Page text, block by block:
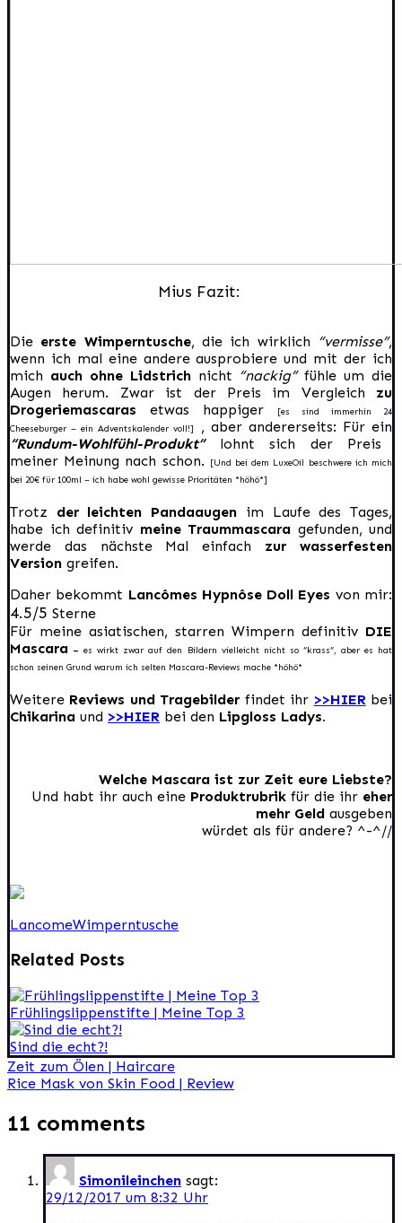
Mius Fazit:
Die erste Wimperntusche, die ich wirklich “vermisse”,
wenn ich mal eine andere ausprobiere und mit der ich
mich auch ohne Lidstrichnicht “nackig”fühle um die
Augen herum. Zwar ist der Preis im Vergleich zu
Drogeriemascaras etwas happiger
[es sind immerhin 24
Cheeseburger – ein Adventskalender voll!]
, aber andererseits: Für ein
“Rundum-Wohlfühl-Produkt”lohnt sich der Preis
meiner Meinung nach schon.
[Und bei dem LuxeOil beschwere ich mich
bei 20€ für 100ml – ich habe wohl gewisse Prioritäten *höhö*]
Trotz der leichten Pandaaugen im Laufe des Tages,
habe ich definitiv meine Traummascara gefunden, und
werde das nächste Mal einfach zur wasserfesten
Version greifen.
Daher bekommt Lancômes Hypnôse Doll Eyes von mir:
4.5/5 Sterne
Für meine asiatischen, starren Wimpern definitiv DIE
Mascara –es wirkt zwar auf den Bildern vielleicht nicht so “krass”, aber es hat
schon seinen Grund warum ich selten Mascara-Reviews mache *höhö*
Weitere Reviews und Tragebilder findet ihr >>HIER bei
Chikarina und >>HIER bei den Lipgloss Ladys.
Welche Mascara ist zur Zeit eure Liebste?
Und habt ihr auch eine Produktrubrik für die ihr eher
mehr Geld ausgeben
würdet als für andere? ^-^//
LancomeWimperntusche
Related Posts
Frühlingslippenstifte | Meine Top 3
Sind die echt?!
Beitragsnavigation
Zeit zum Ölen | Haircare
Rice Mask von Skin Food | Review
11 comments
Simonileinchen sagt:
29/12/2017 um 8:32 Uhr